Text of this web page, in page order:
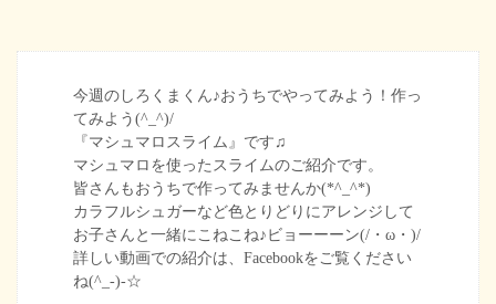
今週のしろくまくん♪おうちでやってみよう！作っ
てみよう(^_^)/
『マシュマロスライム』です♫
マシュマロを使ったスライムのご紹介です。
皆さんもおうちで作ってみませんか(*^_^*)
カラフルシュガーなど色とりどりにアレンジして
お子さんと一緒にこねこね♪ビョーーーン(/・ω・)/
詳しい動画での紹介は、Facebookをご覧ください
ね(^_-)-☆